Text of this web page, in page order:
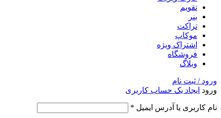
تقویم
بنر
تراکت
موکاپ
اشتراک ویژه
فروشگاه
وبلاگ
ورود / ثبت نام
ورود ایجاد یک حساب کاربری
نام کاربری یا آدرس ایمیل *